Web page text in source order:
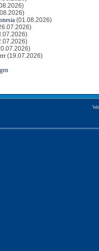
(01.08.2026)
(19.07.2026)